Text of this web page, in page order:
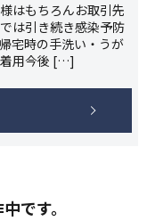
はもちろんお取引先
は引き続き感染予防
宅時の手洗い・うが
用今後 […]
です。